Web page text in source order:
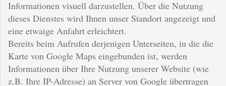
Informationen visuell darzustellen. Über die Nutzung
dieses Dienstes wird Ihnen unser Standort angezeigt und
eine etwaige Anfahrt erleichtert.
Bereits beim Aufrufen derjenigen Unterseiten, in die die
Karte von Google Maps eingebunden ist, werden
Informationen über Ihre Nutzung unserer Website (wie
z.B. Ihre IP-Adresse) an Server von Google übertragen